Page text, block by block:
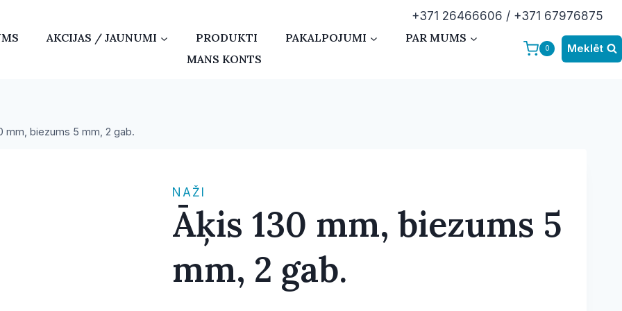
+371 26466606 / +371 67976875
AKCIJAS / JAUNUMI PRODUKTI PAKALPOJUMI
PAR MUMS
MANS KONTS
0 Meklēt
mm, biezums 5 mm, 2 gab.
NAŽI
Āķis 130 mm, biezums 5
mm, 2 gab.